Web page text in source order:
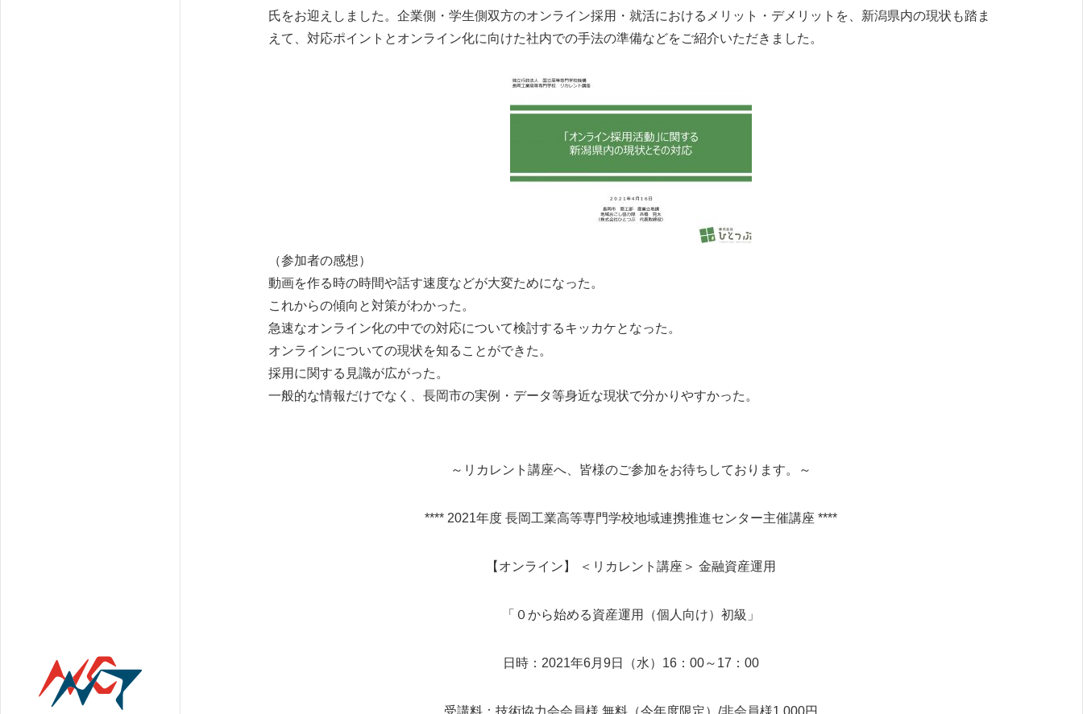
氏をお迎えしました。企業側・学生側双方のオンライン採用・就活におけるメリット・デメリットを、新潟県内の現状も踏ま
えて、対応ポイントとオンライン化に向けた社内での手法の準備などをご紹介いただきました。
（参加者の感想）
動画を作る時の時間や話す速度などが大変ためになった。
これからの傾向と対策がわかった。
急速なオンライン化の中での対応について検討するキッカケとなった。
オンラインについての現状を知ることができた。
採用に関する見識が広がった。
一般的な情報だけでなく、長岡市の実例・データ等身近な現状で分かりやすかった。
～リカレント講座へ、皆様のご参加をお待ちしております。～
**** 2021年度 長岡工業高等専門学校地域連携推進センター主催講座 ****
【オンライン】 ＜リカレント講座＞ 金融資産運用
「０から始める資産運用（個人向け）初級」
日時：2021年6月9日（水）16：00～17：00
受講料：技術協力会会員様 無料（今年度限定）/非会員様1,000円